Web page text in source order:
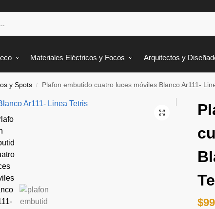
Materiales Eléctricos y Focos Arquitectos y
y Spots / Plafon embutido cuatro luces móviles Blanco Ar111-
$